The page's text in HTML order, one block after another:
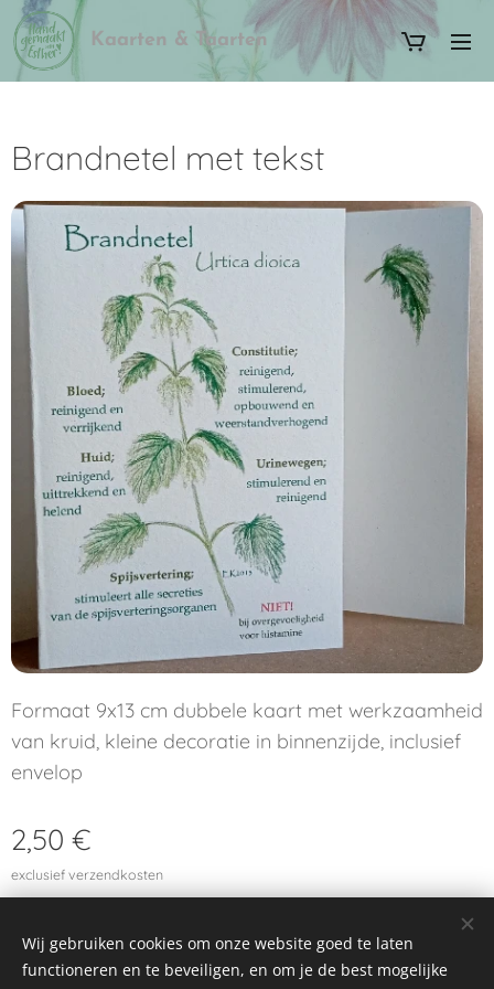
Kaarten & Taarten
Brandnetel met tekst
Formaat 9x13 cm dubbele kaart met werkzaamheid
van kruid, kleine decoratie in binnenzijde, inclusief
envelop
2,50 €
exclusief verzendkosten
© 2024 Alle rechten voorbehouden
Wij gebruiken cookies om onze website goed te laten
functioneren en te beveiligen, en om je de best mogelijke